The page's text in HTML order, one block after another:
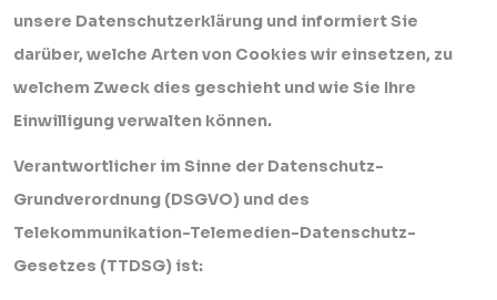
unsere Datenschutzerklärung und informiert Sie
darüber, welche Arten von Cookies wir einsetzen, zu
welchem Zweck dies geschieht und wie Sie Ihre
Einwilligung verwalten können.
Verantwortlicher im Sinne der Datenschutz-
Grundverordnung (DSGVO) und des
Telekommunikation-Telemedien-Datenschutz-
Gesetzes (TTDSG) ist: